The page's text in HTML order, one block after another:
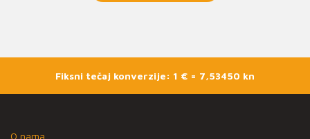
Fiksni tečaj konverzije: 1 € = 7,53450 kn
O nama